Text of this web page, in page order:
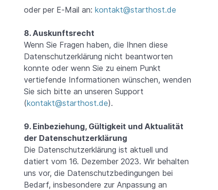
oder per E-Mail an: kontakt@starthost.de
8. Auskunftsrecht
Wenn Sie Fragen haben, die Ihnen diese
Datenschutzerklärung nicht beantworten
konnte oder wenn Sie zu einem Punkt
vertiefende Informationen wünschen, wenden
Sie sich bitte an unseren Support
(kontakt@starthost.de).
9. Einbeziehung, Gültigkeit und Aktualität
der Datenschutzerklärung
Die Datenschutzerklärung ist aktuell und
datiert vom 16. Dezember 2023. Wir behalten
uns vor, die Datenschutzbedingungen bei
Bedarf, insbesondere zur Anpassung an